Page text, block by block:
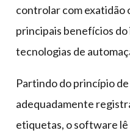
controlar com exatidão
principais benefícios
tecnologias de
Partindo do princípio
adequadamente
etiquetas, o software